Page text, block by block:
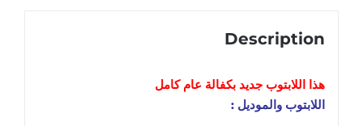
Description
هذا اللابتوب جديد بكفالة عام كامل
اللابتوب والموديل :